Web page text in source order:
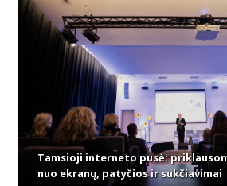
Tamsioji interneto pusė:
nuo ekranų, patyčios ir sukčiavimai